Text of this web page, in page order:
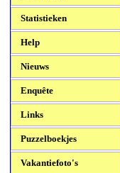
Statistieken
Help
Nieuws
Enquête
Links
Puzzelboekjes
Vakantiefoto's